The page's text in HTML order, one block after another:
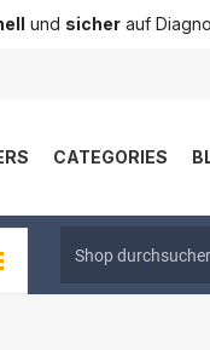
und sicher auf
CATEGORIES